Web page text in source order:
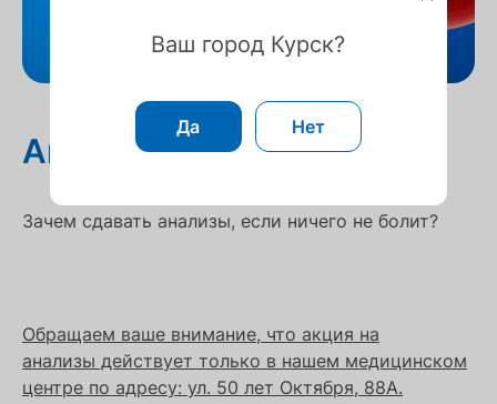
Анализы за полцены!
Зачем сдавать анализы, если ничего не болит?
Обращаем ваше внимание, что акция на
анализы действует только в нашем медицинском
центре по адресу: ул. 50 лет Октября, 88А.
Ваш город Курск?
Да Нет